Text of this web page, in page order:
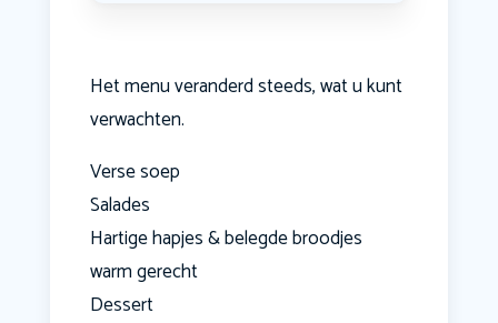
Het menu veranderd steeds, wat u kunt
verwachten.
Verse soep
Salades
Hartige hapjes & belegde broodjes
warm gerecht
Dessert